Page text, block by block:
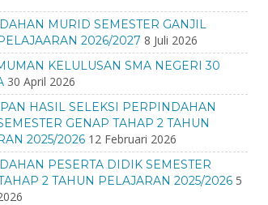
MURID SEMESTER GANJIL
2026/2027 8 Juli 2026
KELULUSAN SMA NEGERI 30
30 April 2026
HASIL SELEKSI PERPINDAHAN
GENAP TAHAP 2 TAHUN
2025/2026 12 Februari 2026
PESERTA DIDIK SEMESTER
2 TAHUN PELAJARAN 2025/2026 5